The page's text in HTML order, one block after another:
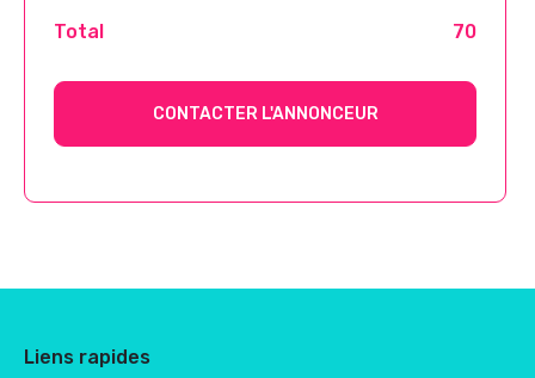
Total 70
CONTACTER L'ANNONCEUR
Liens rapides